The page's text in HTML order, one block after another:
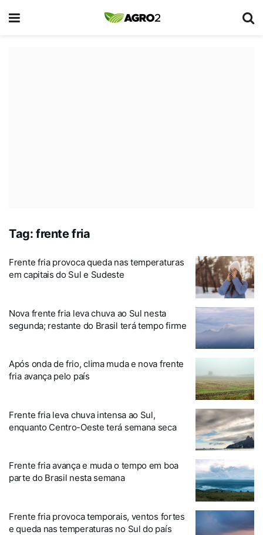
Tag: frente fria
Frente fria provoca queda nas temperaturas
em capitais do Sul e Sudeste
Nova frente fria leva chuva ao Sul nesta
segunda; restante do Brasil terá tempo firme
Após onda de frio, clima muda e nova frente
fria avança pelo país
Frente fria leva chuva intensa ao Sul,
enquanto Centro-Oeste terá semana seca
Frente fria avança e muda o tempo em boa
parte do Brasil nesta semana
Frente fria provoca temporais, ventos fortes
e queda nas temperaturas no Sul do país